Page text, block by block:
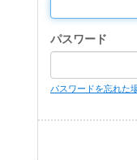
パスワード
パスワードを忘れた